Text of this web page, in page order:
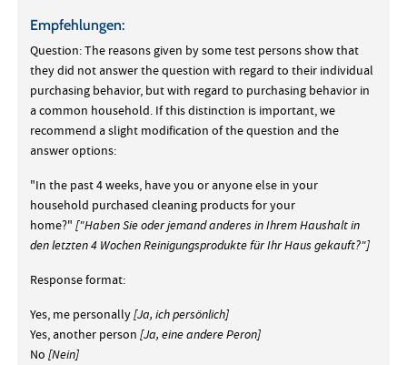
Empfehlungen:
Question: The reasons given by some test persons show that
they did not answer the question with regard to their individual
purchasing behavior, but with regard to purchasing behavior in
a common household. If this distinction is important, we
recommend a slight modification of the question and the
answer options:
"In the past 4 weeks, have you or anyone else in your
household purchased cleaning products for your
home?"["Haben Sie oder jemand anderes in Ihrem Haushalt in
den letzten 4 Wochen Reinigungsprodukte für Ihr Haus gekauft?"]
Response format:
Yes, me personally[Ja, ich persönlich]
Yes, another person[Ja, eine andere Peron]
No[Nein]